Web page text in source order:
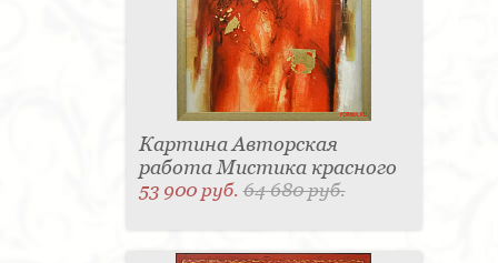
Картина Авторская
работа Мистика красного
53 900 руб.64 680 руб.